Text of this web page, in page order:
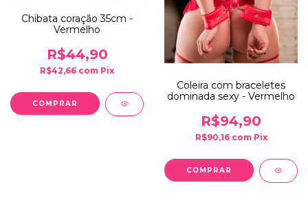
Chibata coração 35cm -
Vermelho
R$44,90
R$42,66 com Pix
Coleira com braceletes
dominada sexy - Vermelho
R$94,90
R$90,16 com Pix